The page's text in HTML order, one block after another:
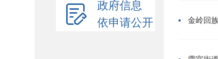
政府信息
依申请公开
金岭回